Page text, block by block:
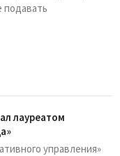
подавать
лауреатом
управления»